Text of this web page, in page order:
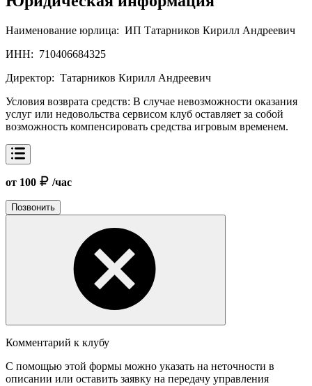
Наименование юрлица: ИП Татарников Кирилл Андреевич
ИНН: 710406684325
Директор: Татарников Кирилл Андреевич
Условия возврата средств: В случае невозможности оказания
услуг или недовольства сервисом клуб оставляет за собой
возможность компенсировать средства игровым временем.
от 100 /час
Позвонить
Комментарий к клубу
С помощью этой формы можно указать на неточности в
описании или оставить заявку на передачу управления